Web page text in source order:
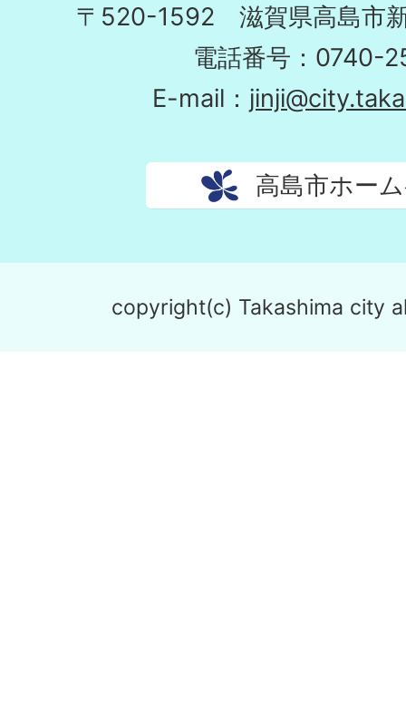
〒520-1592 滋賀県高島市
電話番号：0740-
E-mail：
高島市ホー
copyright(c) Takashima city